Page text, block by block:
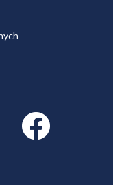
Facebook link